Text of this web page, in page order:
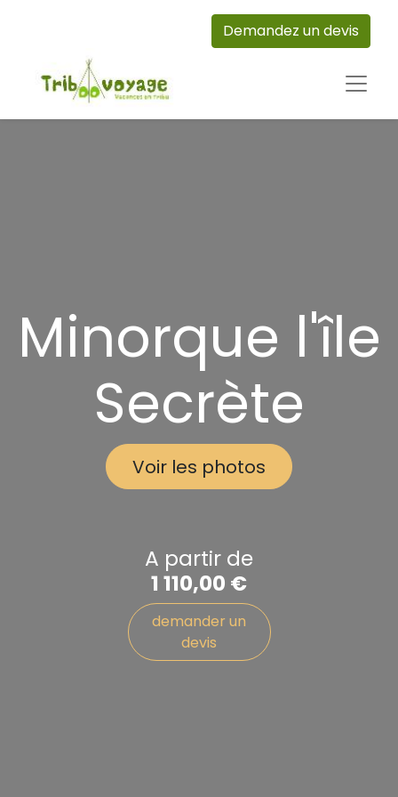
Demandez un devis
Minorque l'île
Secrète
Voir les photos
A partir de
1 110,00 €
demander un
devis